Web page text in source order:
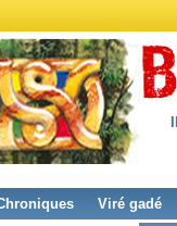
Viré gadé